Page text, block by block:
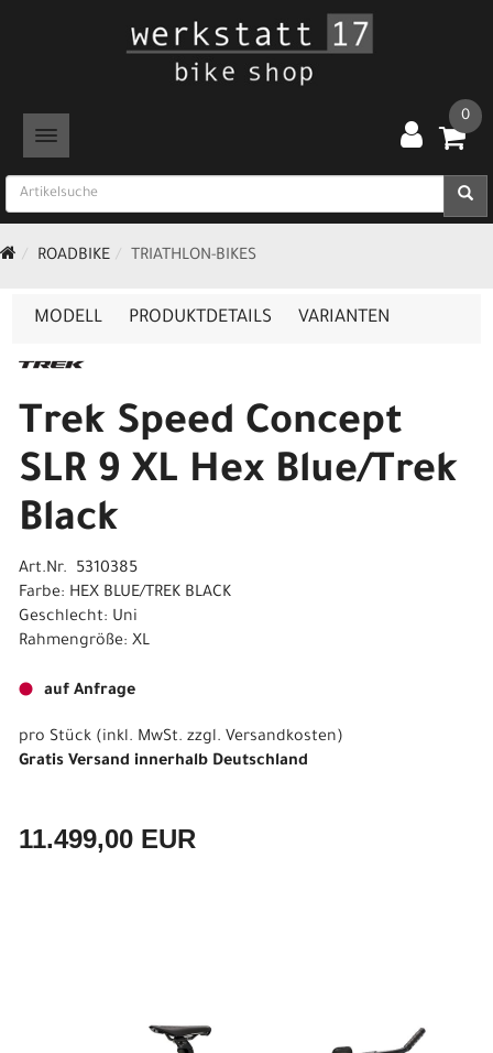
TOGGLE NAVIGATION
0
ROADBIKE TRIATHLON-BIKES
MODELL PRODUKTDETAILS VARIANTEN
Trek Speed Concept
SLR 9 XL Hex Blue/Trek
Black
Art.Nr. 5310385
Farbe: HEX BLUE/TREK BLACK
Geschlecht: Uni
Rahmengröße: XL
auf Anfrage
pro Stück (inkl. MwSt. zzgl. Versandkosten)
Gratis Versand innerhalb Deutschland
11.499,00 EUR